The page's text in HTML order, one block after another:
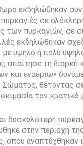
εκδηλώθηκαν
σε
των πυρκαγιών, σε
εκδηλώθηκαν
με υψηλό ή πολύ
απαίτησε τη διαρκή
και εναέριων
θέτοντας
τον κρατικό
δυσκολότερη
στην περιοχή
όπου αναπτύχθηκαν